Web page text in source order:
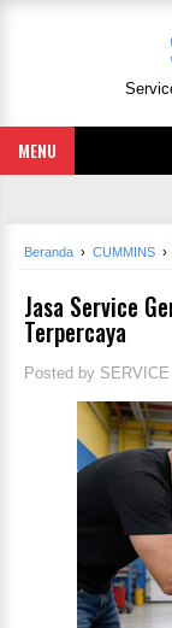
MENU
Beranda › CUMMINS ›
Jasa Service
Terpercaya
Posted by